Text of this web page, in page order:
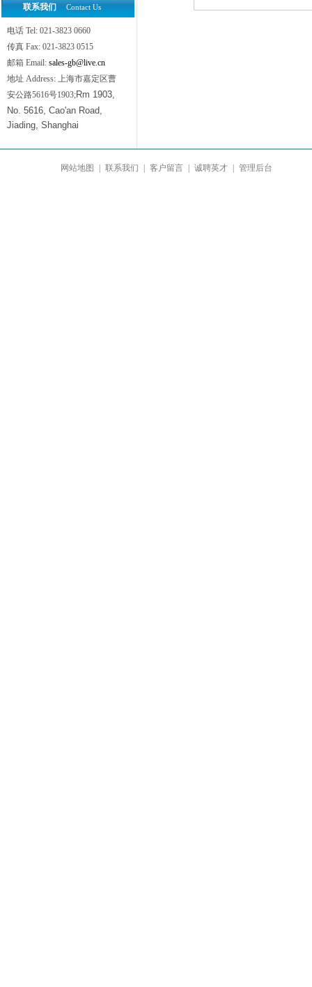
联系我们 Contact Us
电话 Tel: 021-3823 0660
传真 Fax: 021-3823 0515
邮箱 Email: sales-gb@live.cn
地址 Address: 上海市嘉定区曹
安公路5616号1903;Rm 1903,
No. 5616, Cao'an Road,
Jiading, Shanghai
网站地图 联系我们 客户留言 诚聘英才 管理后台